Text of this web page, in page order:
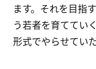
ます。それを目指
う若者を育ててい
形式でやらせてい